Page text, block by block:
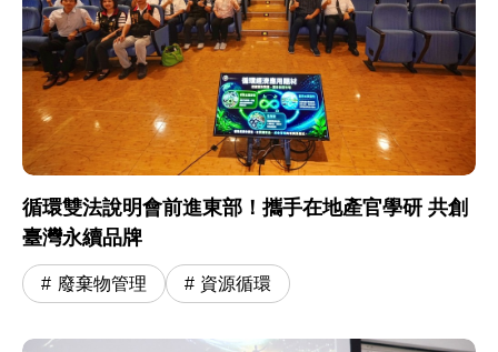
循環雙法說明會前進東部！攜手在地產官學研 共創
臺灣永續品牌
廢棄物管理 資源循環